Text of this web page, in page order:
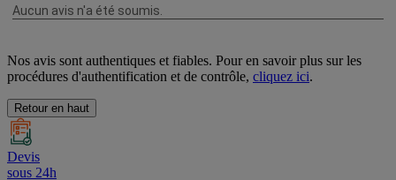
Nos avis sont authentiques et fiables. Pour en savoir plus sur les
procédures d'authentification et de contrôle, cliquez ici.
Retour en haut
Devis
sous 24h